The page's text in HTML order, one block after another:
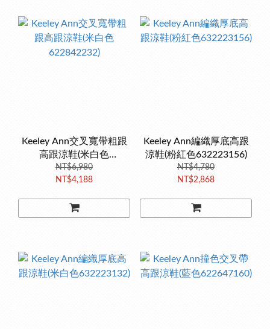
Keeley Ann交叉寬帶粗跟
高跟涼鞋(米白色
622842232)
NT$6,980
NT$4,188
Keeley Ann編織厚底高跟
涼鞋(粉紅色632223156)
NT$4,780
NT$2,868